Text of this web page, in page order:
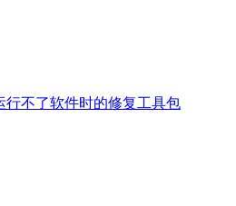
行不了软件时的修复工具包